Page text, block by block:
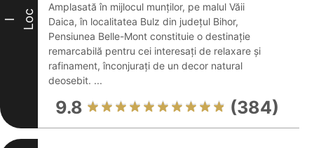
I Loc
Amplasată în mijlocul munților, pe malul Văii
Daica, în localitatea Bulz din județul Bihor,
Pensiunea Belle-Mont constituie o destinație
remarcabilă pentru cei interesați de relaxare și
rafinament, înconjurați de un decor natural
deosebit. ...
9.8 (384)